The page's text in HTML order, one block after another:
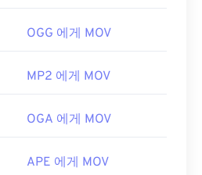
OGG 에게 MOV
MP2 에게 MOV
OGA 에게 MOV
APE 에게 MOV